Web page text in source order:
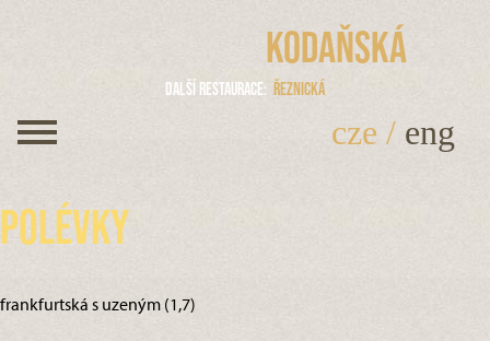
Kodaňská
Další restaurace Řeznická
cze / eng
Polévky
frankfurtská s uzeným (1,7)